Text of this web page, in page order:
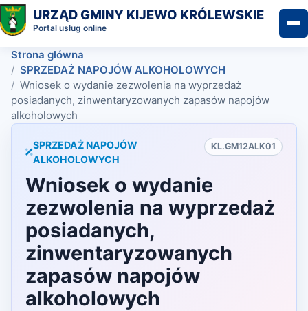
URZĄD GMINY KIJEWO KRÓLEWSKIE
Portal usług online
Strona główna
SPRZEDAŻ NAPOJÓW ALKOHOLOWYCH
Wniosek o wydanie zezwolenia na wyprzedaż
posiadanych, zinwentaryzowanych zapasów napojów
alkoholowych
SPRZEDAŻ NAPOJÓW
ALKOHOLOWYCH
KL.GM12ALK01
Wniosek o wydanie
zezwolenia na wyprzedaż
posiadanych,
zinwentaryzowanych
zapasów napojów
alkoholowych